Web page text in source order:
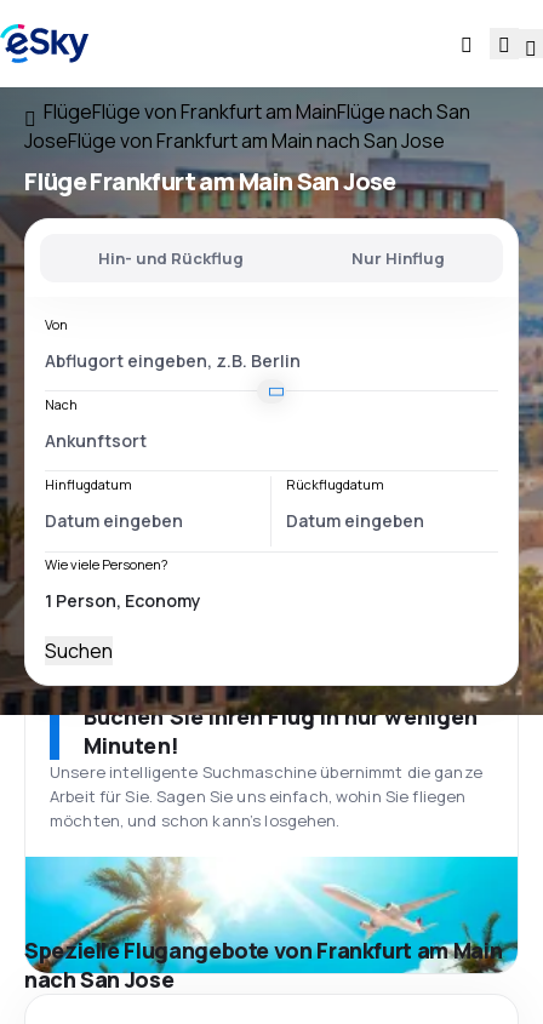
FlügeFlüge von Frankfurt am MainFlüge nach San
JoseFlüge von Frankfurt am Main nach San Jose
FlügeFrankfurt am Main San Jose
Hin- und Rückflug Nur Hinflug
Von
Nach
Hinflugdatum Rückflugdatum
Wie viele Personen?
Suchen
Buchen Sie Ihren Flug in nur wenigen
Minuten!
Unsere intelligente Suchmaschine übernimmt die ganze
Arbeit für Sie. Sagen Sie uns einfach, wohin Sie fliegen
möchten, und schon kann’s losgehen.
Spezielle Flugangebote von Frankfurt am Main
nach San Jose